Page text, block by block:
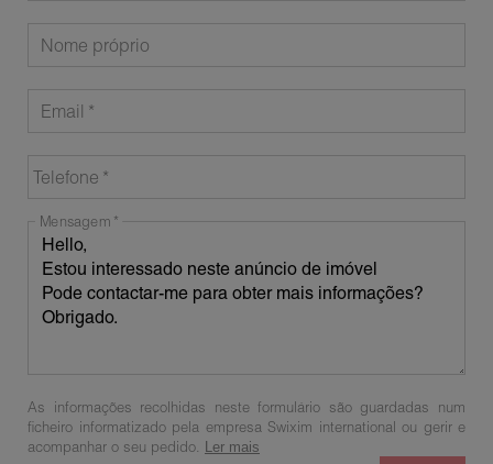
Nome próprio
Email
Telefone
Mensagem
As informações recolhidas neste formulário são guardadas num
ficheiro informatizado pela empresa Swixim international ou gerir e
acompanhar o seu pedido.
Ler mais